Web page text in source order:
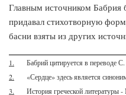
Главным источником
придавал стихотворную
басни взяты из других
1.
Бабрий цитируется в переводе
2.
«Сердце» здесь является
3.
История греческой